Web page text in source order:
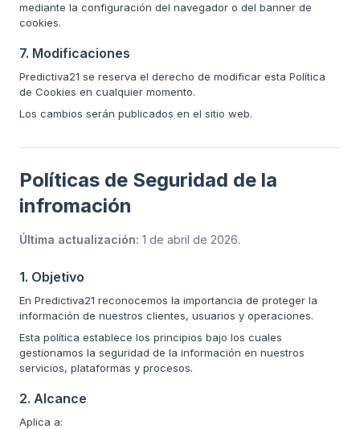
mediante la configuración del navegador o del banner de
cookies.
7. Modificaciones
Predictiva21 se reserva el derecho de modificar esta Política
de Cookies en cualquier momento.
Los cambios serán publicados en el sitio web.
Políticas de Seguridad de la
infromación
Última actualización: 1 de abril de 2026.
1. Objetivo
En Predictiva21 reconocemos la importancia de proteger la
información de nuestros clientes, usuarios y operaciones.
Esta política establece los principios bajo los cuales
gestionamos la seguridad de la información en nuestros
servicios, plataformas y procesos.
2. Alcance
Aplica a: